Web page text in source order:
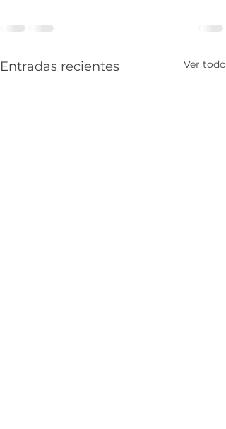
Entradas recientes Ver todo